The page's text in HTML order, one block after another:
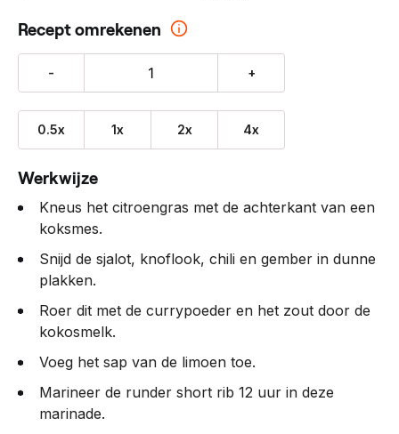
Recept omrekenen
- +
0.5x 1x 2x 4x
Werkwijze
Kneus het citroengras met de achterkant van een
koksmes.
Snijd de sjalot, knoflook, chili en gember in dunne
plakken.
Roer dit met de currypoeder en het zout door de
kokosmelk.
Voeg het sap van de limoen toe.
Marineer de runder short rib 12 uur in deze
marinade.